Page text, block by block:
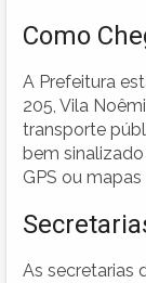
Como
A Prefeitura
205, Vila
transporte
bem
GPS ou mapas
As secretarias